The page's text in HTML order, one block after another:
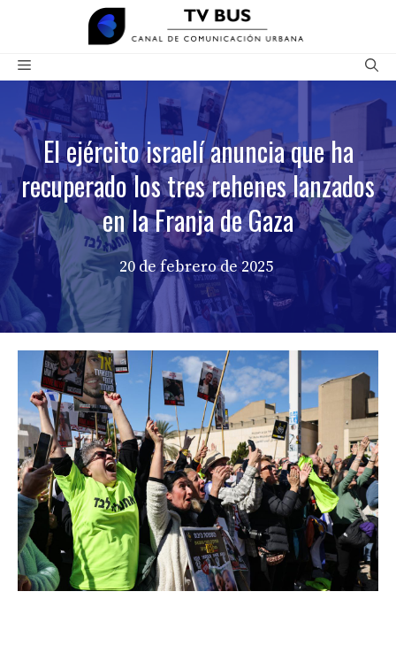
contenido
Menú
El ejército israelí anuncia que ha
recuperado los tres rehenes lanzados
en la Franja de Gaza
20 de febrero de 2025